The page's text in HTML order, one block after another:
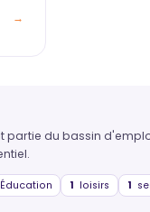
partie du bassin
Éducation 1 loisirs 1